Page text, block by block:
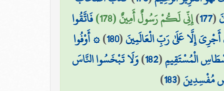
(
177
)إِنِّي لَكُمْ رَسُولٌ أَمِينٌ (178)
فَاتَّقُوا
إِلَّا عَلَىٰ رَبِّ الْعَالَمِينَ(
180
)۞ أَوْفُوا
الْمُسْتَقِيمِ(
182
)وَلَا تَبْخَسُوا النَّاسَ
مُفْسِدِينَ(
183
)